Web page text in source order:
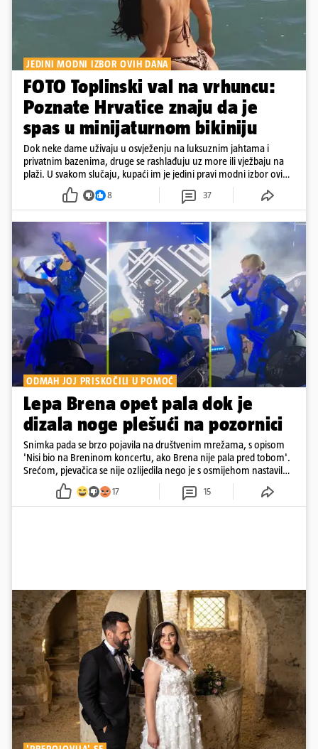
JEDINI MODNI IZBOR OVIH DANA
FOTO Toplinski val na vrhuncu:
Poznate Hrvatice znaju da je
spas u minijaturnom bikiniju
Dok neke dame uživaju u osvježenju na luksuznim jahtama i
privatnim bazenima, druge se rashlađuju uz more ili vježbaju na
plaži. U svakom slučaju, kupaći im je jedini pravi modni izbor ovih
8 37
ODMAH JOJ PRISKOČILI U POMOĆ
Lepa Brena opet pala dok je
dizala noge plešući na pozornici
Snimka pada se brzo pojavila na društvenim mrežama, s opisom
'Nisi bio na Breninom koncertu, ako Brena nije pala pred tobom'.
Srećom, pjevačica se nije ozlijedila nego je s osmijehom nastavila
17 15